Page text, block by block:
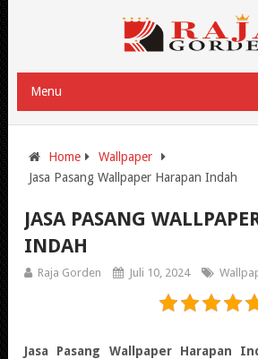
Menu
Home
Wallpaper
Jasa Pasang Wallpaper Harapan Indah
JASA PASANG
INDAH
Raja Gorden Juli 10, 2024
Jasa Pasang Wallpaper Harapan